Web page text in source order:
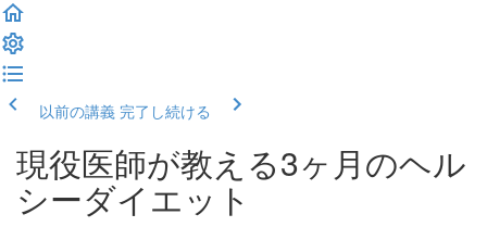
以前の講義 完了し続ける
現役医師が教える3ヶ月のヘル
シーダイエット